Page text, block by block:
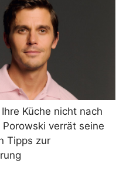
Küche nicht nach
Porowski verrät seine
Tipps zur